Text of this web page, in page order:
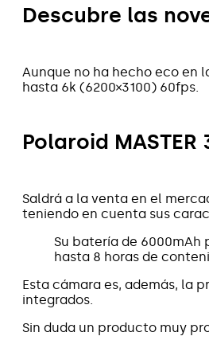
Descubre las
Aunque no ha hecho eco en
hasta 6k (6200×3100) 60fps.
Polaroid MASTER
Saldrá a la venta en el
teniendo en cuenta sus
Su batería de 6000mAh
hasta 8 horas de
Esta cámara es, además, la
integrados.
Sin duda un producto muy